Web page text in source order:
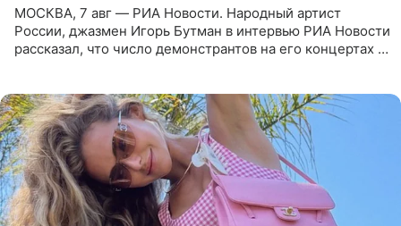
МОСКВА, 7 авг — РИА Новости. Народный артист
России, джазмен Игорь Бутман в интервью РИА Новости
рассказал, что число демонстрантов на его концертах в